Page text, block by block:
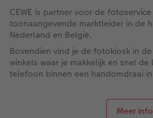
CEWE is partner voor de
toonaangevende marktleider in de
Nederland en België.
Bovendien vind je de fotokiosk in
winkels waar je makkelijk en snel
telefoon binnen een handomdraai
Meer info